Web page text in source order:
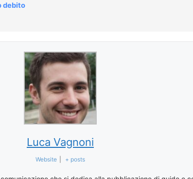
debito
Luca Vagnoni
Website + posts